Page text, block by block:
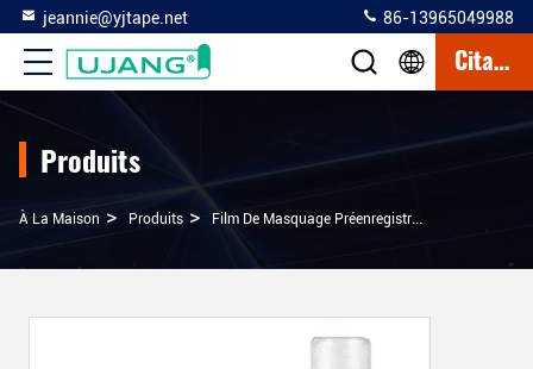
jeannie@yjtape.net 86-13965049988
Citation
Produits
À La Maison > Produits > Film De Masquage Préenregistré